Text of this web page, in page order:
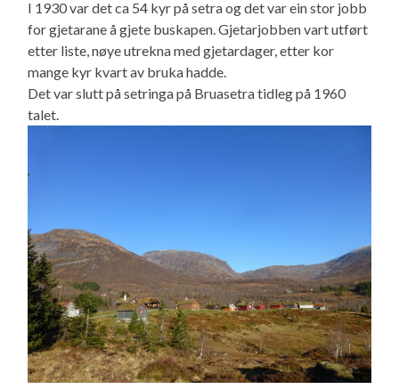
I 1930 var det ca 54 kyr på setra og det var ein stor jobb
for gjetarane å gjete buskapen. Gjetarjobben vart utført
etter liste, nøye utrekna med gjetardager, etter kor
mange kyr kvart av bruka hadde.
Det var slutt på setringa på Bruasetra tidleg på 1960
talet.